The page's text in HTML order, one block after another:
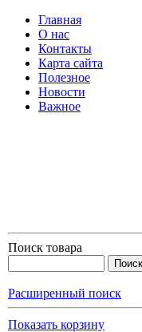
Главная
О нас
Контакты
Карта сайта
Полезное
Новости
Важное
Поиск товара
Расширенный поиск
Показать корзину